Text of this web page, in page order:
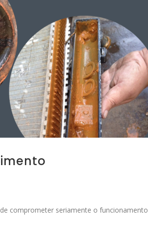
comprometer seriamente o funcionamento